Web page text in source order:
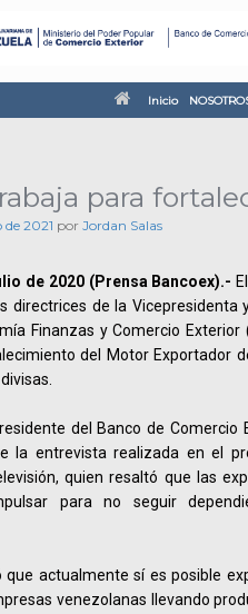
Inicio
para
de 2021 por Jordan Salas
de 2020 (Prensa Bancoex).-
directrices de la
Finanzas y Comercio Exterior
del Motor Exportador
del Banco de Comercio
la entrevista realizada en el
quien resaltó que las
para no seguir
que actualmente sí es posible
venezolanas llevando